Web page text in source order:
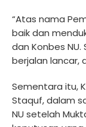
“Atas nama
baik dan
dan Konbes
berjalan lancar,
Sementara itu,
Staquf, dalam
NU setelah